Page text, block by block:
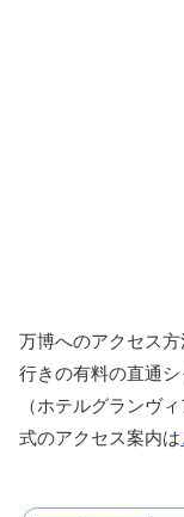
万博へのアクセス方
行きの有料の直通
（ホテルグランヴ
式のアクセス案内は